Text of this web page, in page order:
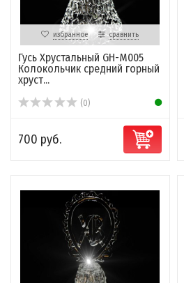
избранное сравнить
Гусь Хрустальный GH-M005
Колокольчик средний горный
хруст...
(0)
700 руб.